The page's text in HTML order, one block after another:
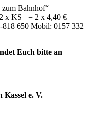
zum Bahnhof“
x KS+ = 2 x 4,40 €
650 Mobil: 0157 332
Euch bitte an
Kassel e. V.